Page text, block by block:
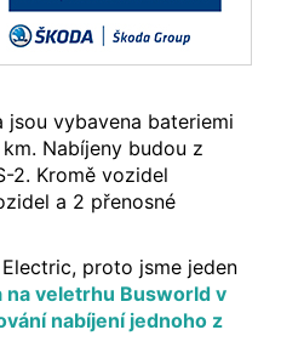
vybavena bateriemi
Nabíjeny budou z
2. Kromě vozidel
a 2 přenosné
proto jsme jeden
na veletrhu Busworld v
nabíjení jednoho z